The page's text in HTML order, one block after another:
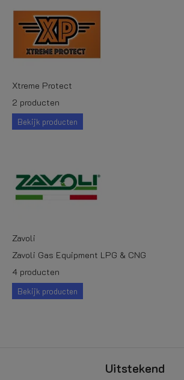
Xtreme Protect
2 producten
Bekijk producten
Zavoli
Zavoli Gas Equipment LPG & CNG
4 producten
Bekijk producten
Uitstekend